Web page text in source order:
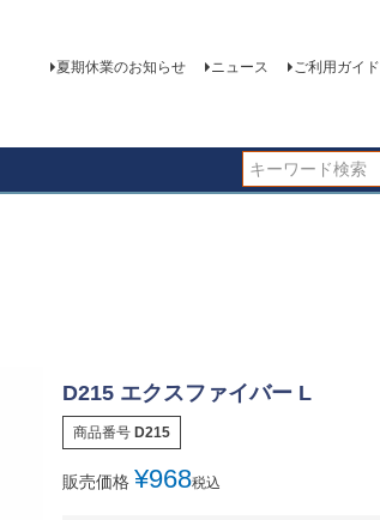
夏期休業のお知らせ ニュース ご利用ガイド
D215 エクスファイバー L
商品番号 D215
販売価格 ¥968税込